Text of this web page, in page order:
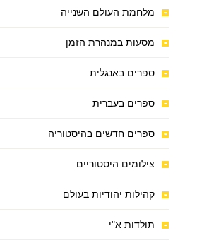
מלחמת העולם השנייה
מסעות במנהרת הזמן
ספרים באנגלית
ספרים בעברית
ספרים חדשים בהיסטוריה
צילומים היסטוריים
קהילות יהודיות בעולם
תולדות א"י